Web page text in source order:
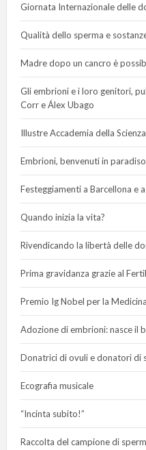
Giornata Internazionale delle
Qualità dello sperma e
Madre dopo un cancro è
Gli embrioni e i loro genitori,
Corr e Álex Ubago
Illustre Accademia della
Embrioni, benvenuti in paradiso
Festeggiamenti a Barcellona e
Quando inizia la vita?
Rivendicando la libertà delle
Prima gravidanza grazie al
Premio Ig Nobel per la Medicina
Adozione di embrioni: nasce il
Donatrici di ovuli e donatori di
Ecografia musicale
“Incinta subito!”
Raccolta del campione di